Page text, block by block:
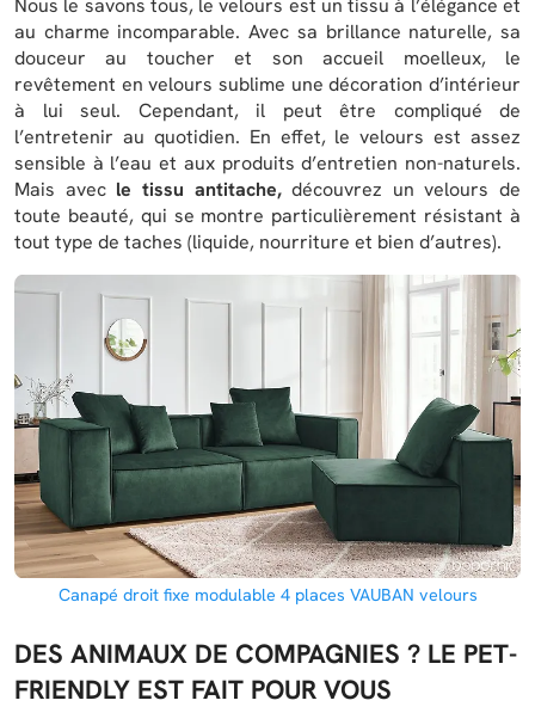
au charme incomparable. Avec sa brillance naturelle, sa
douceur au toucher et son accueil moelleux, le
revêtement en velours sublime une décoration d’intérieur
à lui seul. Cependant, il peut être compliqué de
l’entretenir au quotidien. En effet, le velours est assez
sensible à l’eau et aux produits d’entretien non-naturels.
Mais avec le tissu antitache,découvrez un velours de
toute beauté, qui se montre particulièrement résistant à
tout type de taches (liquide, nourriture et bien d’autres).
Canapé droit fixe modulable 4 places VAUBAN velours
DES ANIMAUX DE COMPAGNIES ? LE PET-
FRIENDLY EST FAIT POUR VOUS